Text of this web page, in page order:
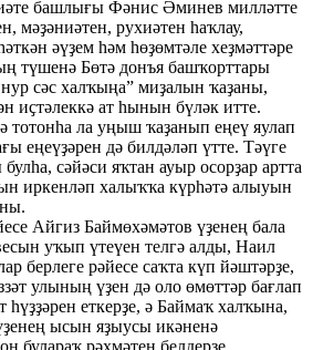
башлығы Фәнис Әминев милләтте
мәҙәниәтен, рухиәтен һаҡлау,
әүҙем һәм һөҙөмтәле хеҙмәттәре
түшенә Бөтә донъя башҡорттары
сәс халҡыңа” миҙалын ҡаҙаны,
иҫтәлеккә ат һынын бүләк итте.
тотонһа ла уңыш ҡаҙанып еңеү яулап
еңеүҙәрен дә билдәләп үтте. Тәүге
сәйәси яҡтан ауыр осорҙар артта
иркенләп халыҡҡа күрһәтә алыуын
Айгиз Баймөхәмәтов үҙенең бала
уҡып үтеүен телгә алды, Наил
берлеге рәйесе саҡта күп йәштәрҙе,
улының үҙен дә оло өмөттәр бағлап
еткерҙе, ә Баймаҡ халҡына,
ысын яҙыусы икәненә
булараҡ рәхмәтен белдерҙе.